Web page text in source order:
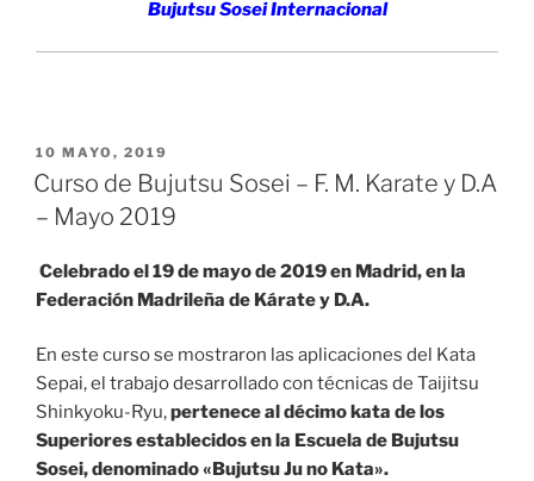
Bujutsu Sosei Internacional
PUBLICADO
EL
10 MAYO, 2019
Curso de Bujutsu Sosei – F. M. Karate y D.A
– Mayo 2019
Celebrado el 19 de mayo de 2019 en Madrid, en la
Federación Madrileña de Kárate y D.A.
En este curso se mostraron las aplicaciones del Kata
Sepai, el trabajo desarrollado con técnicas de Taijitsu
Shinkyoku-Ryu,pertenece al décimo kata de los
Superiores establecidos en la Escuela de Bujutsu
Sosei, denominado «Bujutsu Ju no Kata».